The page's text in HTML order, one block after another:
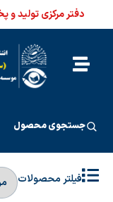
دفتر مرکزی تولید و پخش
جستجوی محصول
فیلتر محصولات